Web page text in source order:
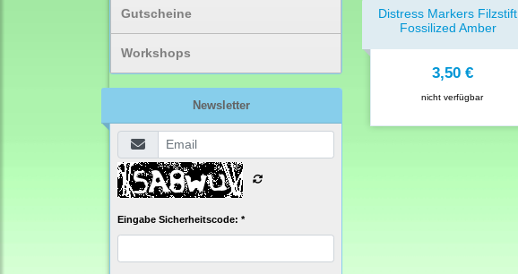
Gutscheine
Workshops
Newsletter
Eingabe Sicherheitscode: *
Distress Markers Filzstift
Fossilized Amber
3,50 €
nicht verfügbar